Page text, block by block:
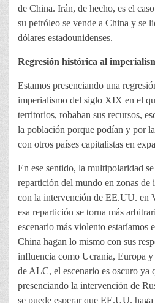
de China. Irán, de hecho, es el
su petróleo se vende a China y se
dólares estadounidenses.
Regresión histórica al
Estamos presenciando una
imperialismo del siglo XIX en el
territorios, robaban sus recursos,
la población porque podían y por
con otros países capitalistas en
En ese sentido, la multipolaridad
repartición del mundo en zonas de
con la intervención de EE.UU. en
esa repartición se torna más
escenario más violento estaríamos
China hagan lo mismo con sus
influencia como Ucrania, Europa y
de ALC, el escenario es oscuro ya
presenciando la intervención de
se puede esperar que EE.UU.